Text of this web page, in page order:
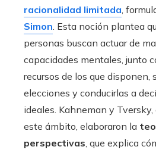
racionalidad limitada,
Simon. Esta noción plantea
personas buscan actuar de
capacidades mentales, junto
recursos de los que disponen,
elecciones y conducirlas a
ideales. Kahneman y
este ámbito, elaboraron la
perspectivas, que explica